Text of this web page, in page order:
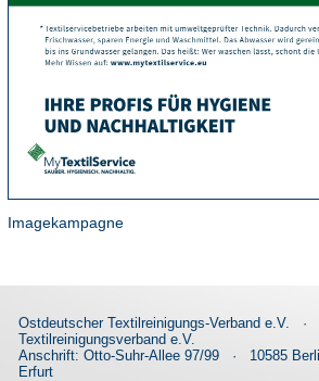
Imagekampagne
Ostdeutscher Textilreinigungs-Verband e.V. ·
Textilreinigungsverband e.V.
Anschrift: Otto-Suhr-Allee 97/99
· 10585
Erfurt